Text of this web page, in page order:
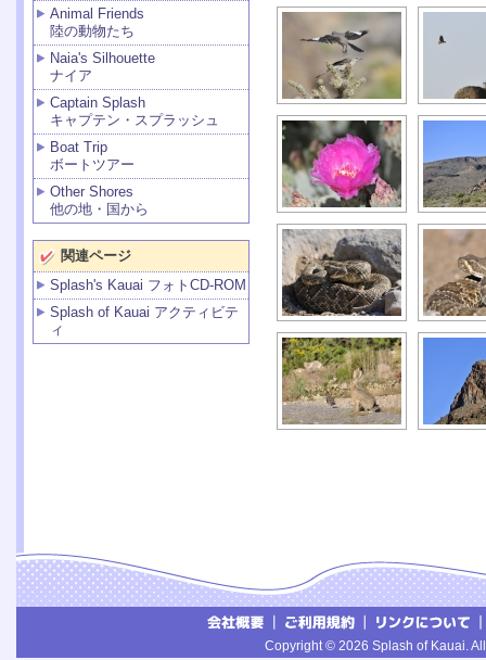
Animal Friends
陸の動物たち
Naia's Silhouette
ナイア
Captain Splash
キャプテン・スプラッシュ
Boat Trip
ボートツアー
Other Shores
他の地・国から
関連ページ
Splash's Kauai フォトCD-ROM
Splash of Kauai アクティビテ
ィ
Copyright © 2026 Splash of Kauai.